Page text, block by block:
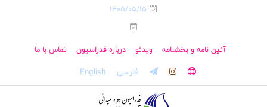
1405/05/15
آئین نامه و بخشنامه ویدئو درباره فدراسیون تماس با ما
فارسی English